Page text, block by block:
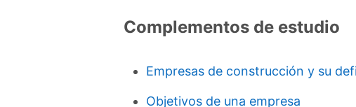
Complementos de estudio
Empresas de construcción y su
Objetivos de una empresa